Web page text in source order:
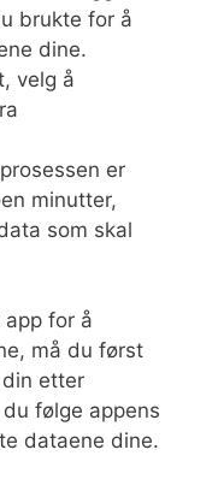
brukte for å
dine.
velg å
er
minutter,
som skal
for å
må du først
etter
følge appens
dataene dine.